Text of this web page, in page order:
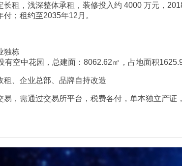
长租，浅深整体承租，装修投入约 4000 万元，
付；租约至2035年12月。
独栋
有空中花园，总建面：8062.62㎡，占地面积
租、企业总部、品牌自持改造
易，需通过交易所平台，税费各付，单本独立产证